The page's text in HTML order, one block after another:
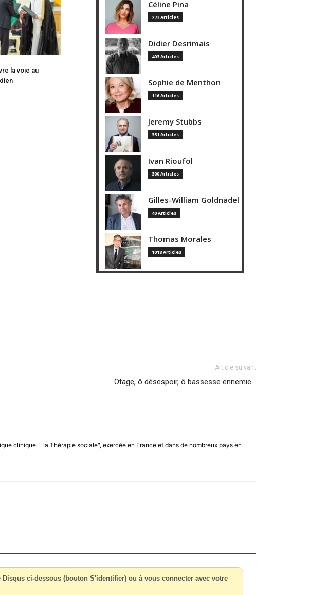
la voie au
Céline Pina
273 Articles
Didier Desrimais
403 Articles
Sophie de Menthon
116 Articles
Jeremy Stubbs
351 Articles
Ivan Rioufol
300 Articles
Gilles-William Goldnadel
40 Articles
Thomas Morales
1018 Articles
Article suivant
Otage, ô désespoir, ô bassesse ennemie…
clinique, " la Thérapie sociale", exercée en France et dans de nombreux pays en
ci-dessous (bouton S'identifier) ou à vous connecter avec votre